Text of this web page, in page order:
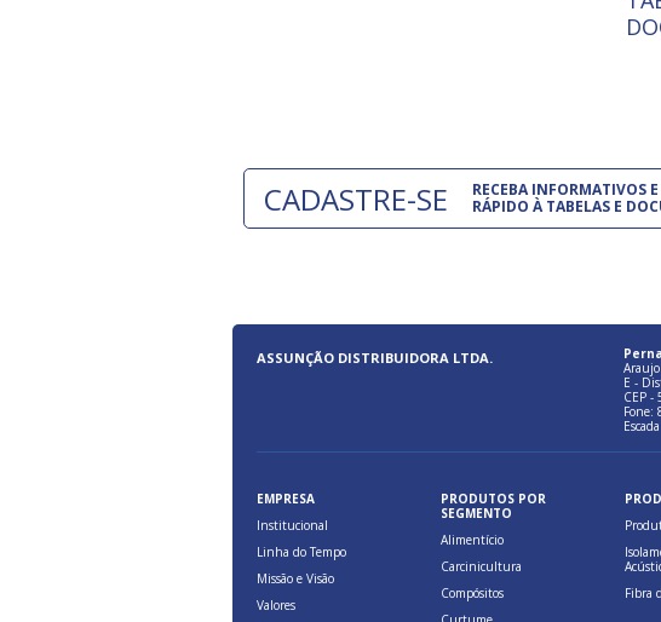
CADASTRE-SE
RECEBA INFORMATIVOS
RÁPIDO À TABELAS E
ASSUNÇÃO DISTRIBUIDORA LTDA.
E -
CEP -
Fone:
EMPRESA
Institucional
Linha do Tempo
Missão e Visão
Valores
PRODUTOS POR
SEGMENTO
Alimentício
Carcinicultura
Compósitos
Fibra